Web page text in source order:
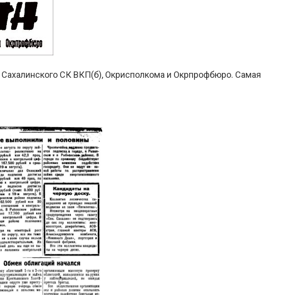
Сахалинского СК ВКП(б), Окрисполкома и Окрпрофбюро. Самая